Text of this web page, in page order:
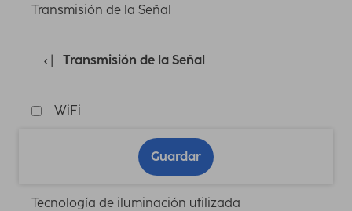
Transmisión de la Señal
Transmisión de la Señal
WiFi
Guardar
Tecnología de iluminación utilizada